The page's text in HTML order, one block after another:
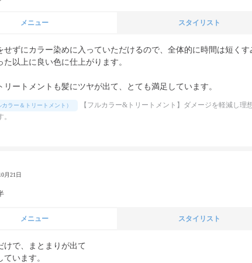
メニュー スタイリスト
せずにカラー染めに入っていただけるので、全体的に時間は短くす
た以上に良い色に仕上がります。
リートメントも髪にツヤが出て、とても満足しています。
ラー＆トリートメント）
【フルカラー&トリートメント】ダメージを軽減し理
月21日
メニュー スタイリスト
けで、まとまりが出て
ています。